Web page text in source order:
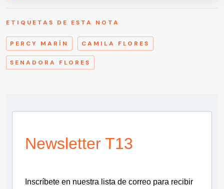
ETIQUETAS DE ESTA NOTA
PERCY MARÍN CAMILA FLORES
SENADORA FLORES
Newsletter T13
Inscríbete en nuestra lista de correo para recibir